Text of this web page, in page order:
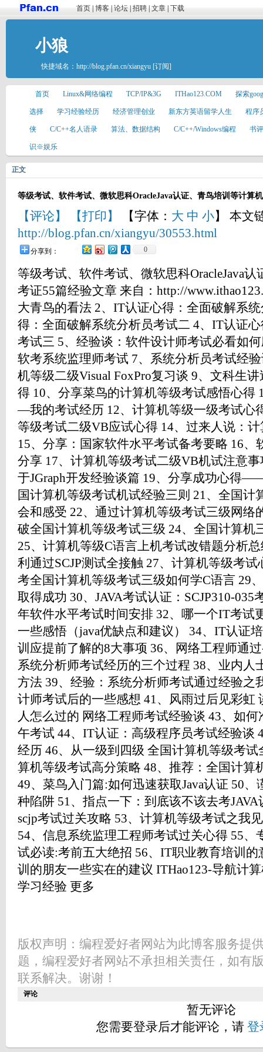
首页 博客 论坛 招聘 文章 下载
小狼
快捷域名： http://blog.pfan.cn/xiangyu [订阅]
首页 Linux&网络编程 TCP/IP&3G ITHao123.COM 探索
选择 学习经验经历 经济管理创业 新东方英语留学人生 程序
侠 C/C++名人语录 算法、数据结构 C/C++/Windows编程 书
识※娱乐
正文
等级考试、软件考试、微软思科OracleJava认证、青鸟培训等计算
【评论】 【打印】 【字体： 大 中 小】 本文
http://blog.pfan.cn/xiangyu/30553.html
分享到： 0
等级考试、软件考试、微软思科OracleJava
考证55篇经验文章 来自：http://
大青鸟的看法 2、IT认证心得：全面破解系
得：全面破解系统分析员考试二 4、IT认证
考试三 5、经验谈：软件设计师考试必看如
软考系统监理师考试 7、系统分析员考试经
机等级二级Visual FoxPro复习谈 9、文科生
得 10、分享菜鸟的计算机等级考试感悟心得
—我的考试经历 12、计算机等级一级考试心
等级考试二级VB应试心得 14、过来人说：
15、分享：国家软件水平考试备考要略 16
分享 17、计算机等级考试二级VB机试注意
于JGraph开发经验谈篇 19、分享成功心得
国计算机等级考试机试经验三则 21、全国计
会和感受 22、通过计算机等级考试三级网络
破全国计算机等级考试三级 24、全国计算机
25、计算机等级C语言上机考试改错题分析
利通过SCJP测试全接触 27、计算机等级考
考全国计算机等级考试三级如何学C语言 29
取得成功 30、JAVA考试认证：SCJP310-035
年软件水平考试时间安排 32、哪一个IT考试
一些感悟（java优缺点和建议） 34、IT认证
训应提前了解的8大事项 36、网络工程师通
系统分析师考试经历的三个过程 38、业内人
方法 39、经验：系统分析师考试通过经验之
计师考试后的一些感想 41、风雨过后见彩虹
人怎么过的 网络工程师考试经验谈 43、如
午考试 44、IT认证：高级程序员考试经验谈
经历 46、从一级到四级 全国计算机等级考
算机等级考试高分策略 48、推荐：全国计算
49、菜鸟入门篇:如何迅速获取Java认证 50
种陷阱 51、指点一下：到底该不该去考JAVA
scjp考试过关攻略 53、计算机等级考试之我
54、信息系统监理工程师考试过关心得 55、
试必读:考前五大绝招 56、IT职业教育培训
训的朋友一些实在的建议 ITHao123-导航计
学习经验 更多
版权声明：编程爱好者网站为此博客服务提
题，编程爱好者网站不承担相关责任，如有
联系解决。谢谢！
评论
暂无评论
您需要登录后才能评论，请 登